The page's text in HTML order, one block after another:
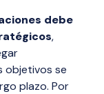
debe
,
objetivos se
plazo. Por